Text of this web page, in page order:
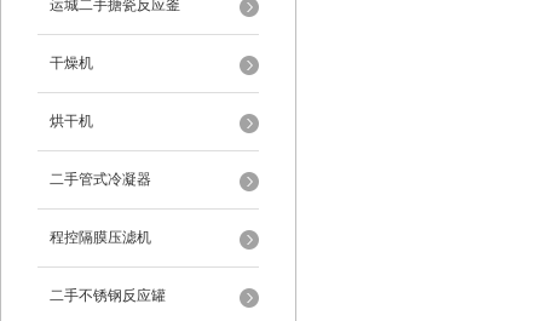
运城二手搪瓷反应釜
干燥机
烘干机
二手管式冷凝器
程控隔膜压滤机
二手不锈钢反应罐